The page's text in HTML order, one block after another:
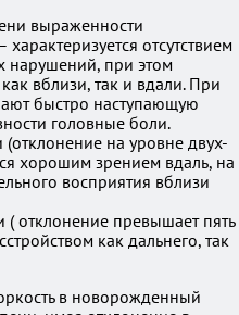
выраженности
отсутствием
нарушений, при этом
вблизи, так и вдали. При
быстро наступающую
головные боли.
на уровне двух-
хорошим зрением вдаль, на
восприятия вблизи
( отклонение превышает пять
как дальнего, так
в новорожденный